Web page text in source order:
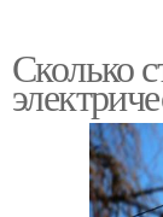
Сколько